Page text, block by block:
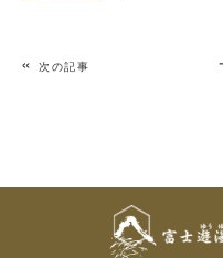
«次の記事